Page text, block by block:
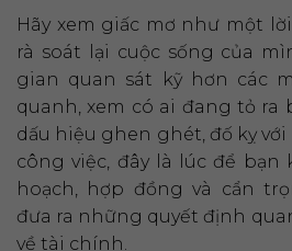
Hãy xem giấc mơ như một
rà soát lại cuộc sống của
gian quan sát kỹ hơn các
quanh, xem có ai đang tỏ ra
dấu hiệu ghen ghét, đố kỵ
công việc, đây là lúc để bạn
hoạch, hợp đồng và cẩn
đưa ra những quyết định
về tài chính.